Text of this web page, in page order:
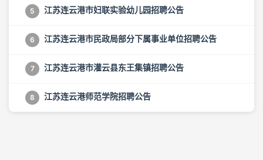
5 江苏连云港市妇联实验幼儿园招聘公告
6 江苏连云港市民政局部分下属事业单位招聘公告
7 江苏连云港市灌云县东王集镇招聘公告
8 江苏连云港师范学院招聘公告